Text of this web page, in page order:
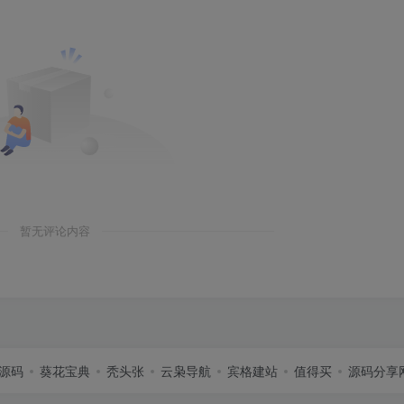
暂无评论内容
码 葵花宝典 秃头张 云枭导航 宾格建站 值得买 源码分享